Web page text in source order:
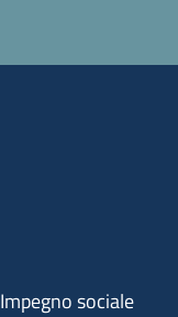
Impegno sociale